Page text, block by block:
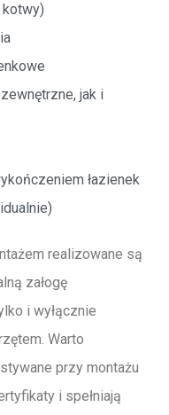
jak i
łazienek
realizowane są
załogę
i wyłącznie
Warto
przy montażu
i spełniają